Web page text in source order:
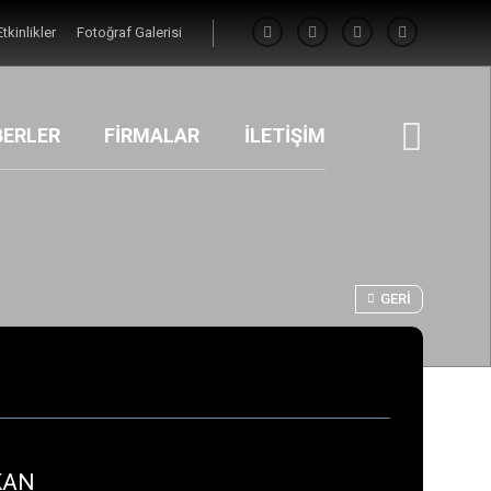
Fotoğraf Galerisi
FİRMALAR İLETİŞİM
GERI